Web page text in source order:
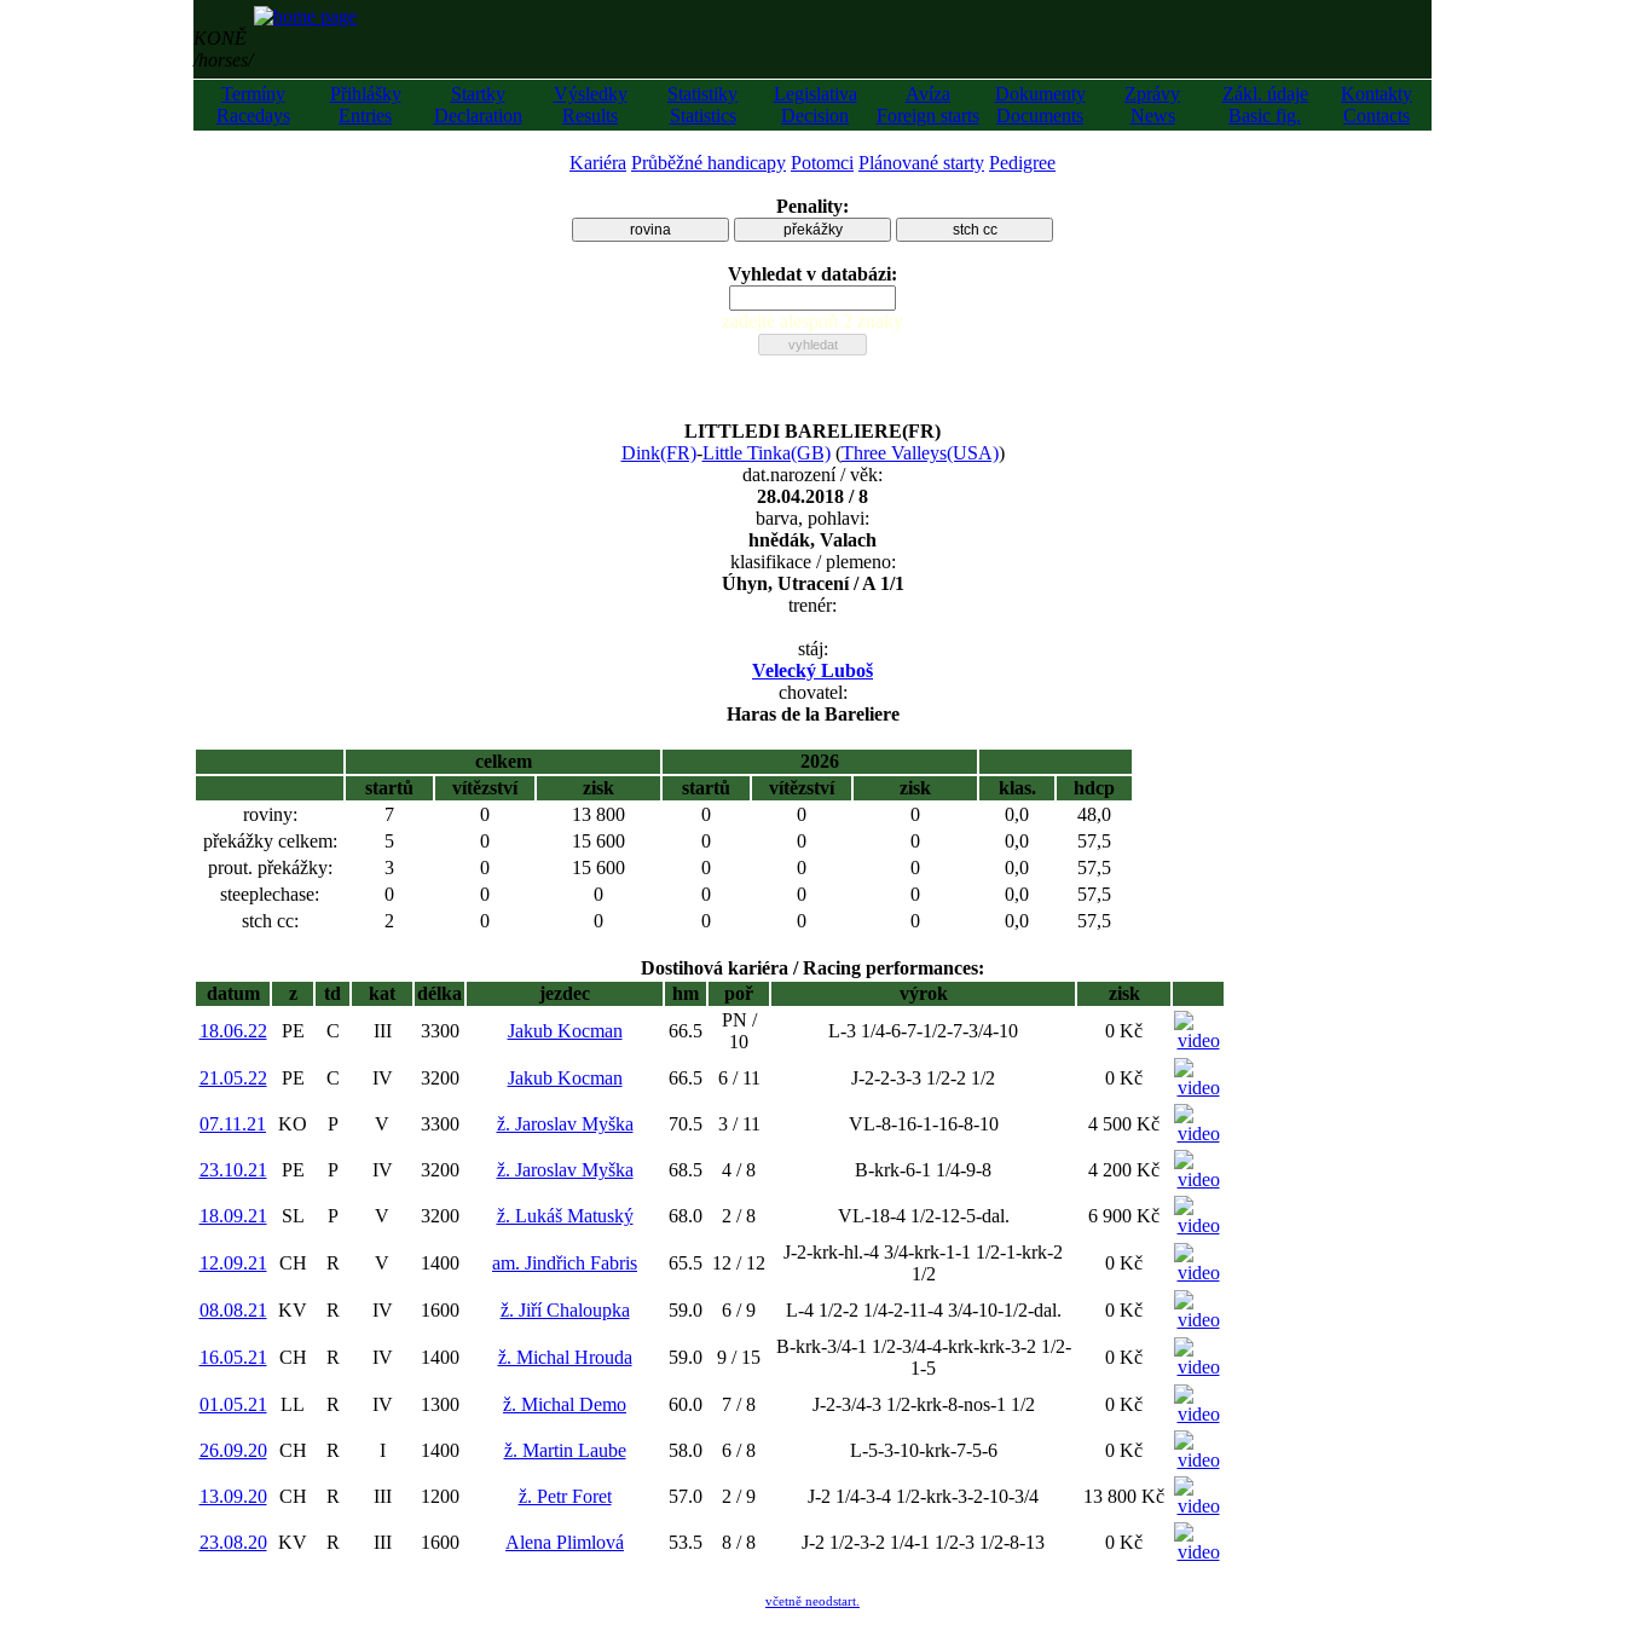
KONĚ
/horses/
Termíny
Racedays
Přihlášky
Entries
Startky
Declaration
Výsledky
Results
Statistiky
Statistics
Legislativa
Decision
Avíza
Foreign starts
Dokumenty
Documents
Zprávy
News
Zákl. údaje
Basic fig.
Kontakty
Contacts
Kariéra Průběžné handicapy Potomci Plánované starty Pedigree
Penality:
rovina překážky stch cc
Vyhledat v databázi:
zadejte alespoň 2 znaky
LITTLEDI BARELIERE(FR)
Dink(FR)-Little Tinka(GB)(Three Valleys(USA))
dat.narození / věk:
28.04.2018 / 8
barva, pohlavi:
hnědák, Valach
klasifikace / plemeno:
Úhyn, Utracení / A 1/1
trenér:
stáj:
Velecký Luboš
chovatel:
Haras de la Bareliere
celkem
2026
startů
vítězství zisk startů vítězství zisk klas.
hdcp
roviny:
7 0 13 800 0 0 0 0,0
48,0
překážky celkem:
5 0 15 600 0 0 0 0,0
57,5
prout. překážky:
3 0 15 600 0 0 0 0,0
57,5
steeplechase:
0 0 0 0 0 0 0,0
57,5
stch cc:
2 0 0 0 0 0 0,0 57,5
Dostihová kariéra / Racing performances:
datum
z td kat délka jezdec hm poř výrok
zisk
18.06.22
PE C III 3300 Jakub Kocman 66.5
PN /
10
L-3 1/4-6-7-1/2-7-3/4-10 0 Kč
21.05.22 PE C IV 3200 Jakub Kocman 66.5 6 / 11 J-2-2-3-3 1/2-2 1/2 0 Kč
07.11.21 KO P V 3300 ž. Jaroslav Myška 70.5 3 / 11 VL-8-16-1-16-8-10 4 500 Kč
23.10.21 PE P IV 3200 ž. Jaroslav Myška 68.5 4 / 8 B-krk-6-1 1/4-9-8 4 200 Kč
18.09.21 SL P V 3200 ž. Lukáš Matuský 68.0 2 / 8 VL-18-4 1/2-12-5-dal. 6 900 Kč
12.09.21 CH R V 1400 am. Jindřich Fabris 65.5 12 / 12
J-2-krk-hl.-4 3/4-krk-1-1 1/2-1-krk-2
1/2
0 Kč
08.08.21 KV R IV 1600 ž. Jiří Chaloupka 59.0 6 / 9 L-4 1/2-2 1/4-2-11-4 3/4-10-1/2-dal. 0 Kč
16.05.21 CH R IV 1400 ž. Michal Hrouda 59.0 9 / 15
B-krk-3/4-1 1/2-3/4-4-krk-krk-3-2 1/2-
1-5
0 Kč
01.05.21 LL R IV 1300 ž. Michal Demo 60.0 7 / 8 J-2-3/4-3 1/2-krk-8-nos-1 1/2 0 Kč
26.09.20 CH R I 1400 ž. Martin Laube 58.0 6 / 8 L-5-3-10-krk-7-5-6 0 Kč
13.09.20 CH R III 1200 ž. Petr Foret 57.0 2 / 9 J-2 1/4-3-4 1/2-krk-3-2-10-3/4 13 800 Kč
23.08.20 KV R III 1600 Alena Plimlová 53.5 8 / 8 J-2 1/2-3-2 1/4-1 1/2-3 1/2-8-13 0 Kč
včetně neodstart.